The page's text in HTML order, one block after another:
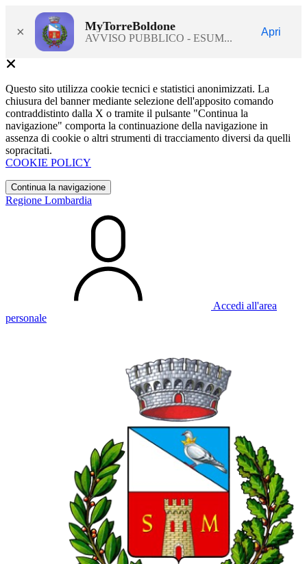
× MyTorreBoldone
AVVISO PUBBLICO - ESUM...
Apri
Questo sito utilizza cookie tecnici e statistici anonimizzati. La
chiusura del banner mediante selezione dell'apposito comando
contraddistinto dalla X o tramite il pulsante "Continua la
navigazione" comporta la continuazione della navigazione in
assenza di cookie o altri strumenti di tracciamento diversi da quelli
sopracitati.
COOKIE POLICY
Continua la navigazione
Regione Lombardia
Accedi all'area
personale